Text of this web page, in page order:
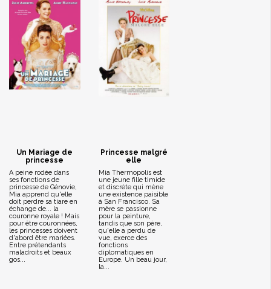
Un Mariage de
princesse
A peine rodée dans
ses fonctions de
princesse de Génovie,
Mia apprend qu'elle
doit perdre sa tiare en
échange de... la
couronne royale ! Mais
pour être couronnées,
les princesses doivent
d'abord être mariées.
Entre prétendants
maladroits et beaux
gos...
Princesse malgré
elle
Mia Thermopolis est
une jeune fille timide
et discrète qui mène
une existence paisible
à San Francisco. Sa
mère se passionne
pour la peinture,
tandis que son père,
qu'elle a perdu de
vue, exerce des
fonctions
diplomatiques en
Europe. Un beau jour,
la...